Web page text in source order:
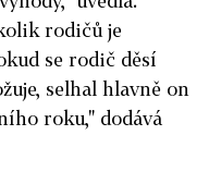
rodičů je
se rodič děsí
selhal hlavně on
roku," dodává